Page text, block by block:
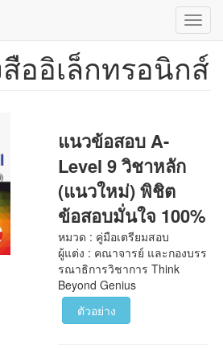
ออิเล็กทรอนิกส์
แนวข้อสอบ A-
Level 9 วิชาหลัก
(แนวใหม่) พิชิต
ข้อสอบมั่นใจ 100%
หมวด : คู่มือเตรียมสอบ
ผู้แต่ง : คณาจารย์ และกองบรร
รณาธิการวิชาการ Think
Beyond Genius
ตัวอย่าง